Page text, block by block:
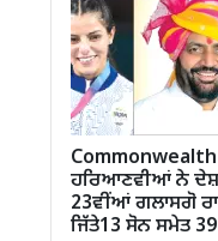
Commonwealth
ਹਰਿਆਣਵੀਆਂ ਨੇ ਦੇਸ਼
23ਵੀਂਆਂ ਗਲਾਸਗੋ
ਜਿੱਤੇ13 ਸੋਨ ਸਮੇਤ